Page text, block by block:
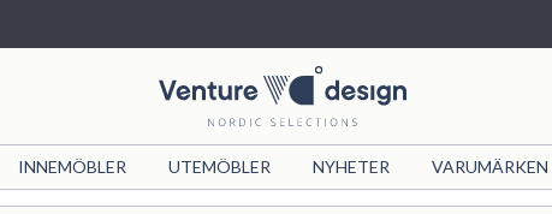
INNEMÖBLER UTEMÖBLER NYHETER VARUMÄRKEN
VIND
VIND X JOSEFIN
FURNITURE
NYHETER